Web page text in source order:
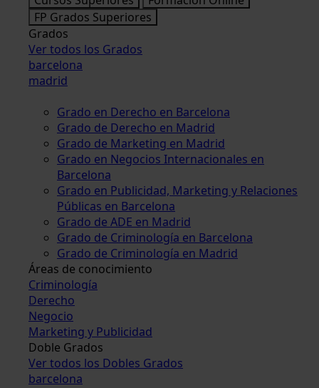
FP Grados Superiores
Grados
Ver todos los Grados
barcelona
madrid
Grado en Derecho en Barcelona
Grado de Derecho en Madrid
Grado de Marketing en Madrid
Grado en Negocios Internacionales en
Barcelona
Grado en Publicidad, Marketing y Relaciones
Públicas en Barcelona
Grado de ADE en Madrid
Grado de Criminología en Barcelona
Grado de Criminología en Madrid
Áreas de conocimiento
Criminología
Derecho
Negocio
Marketing y Publicidad
Doble Grados
Ver todos los Dobles Grados
barcelona